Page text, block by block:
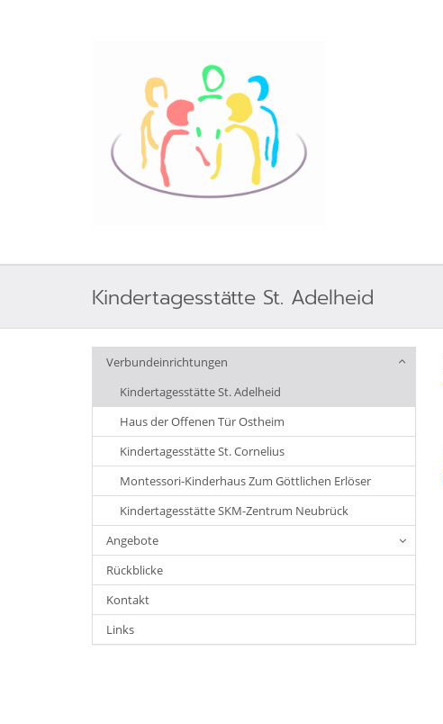
Kindertagesstätte St. Adelheid
Verbundeinrichtungen
Kindertagesstätte St. Adelheid
Haus der Offenen Tür Ostheim
Kindertagesstätte St. Cornelius
Montessori-Kinderhaus Zum Göttlichen Erlöser
Kindertagesstätte SKM-Zentrum Neubrück
Angebote
Rückblicke
Kontakt
Links